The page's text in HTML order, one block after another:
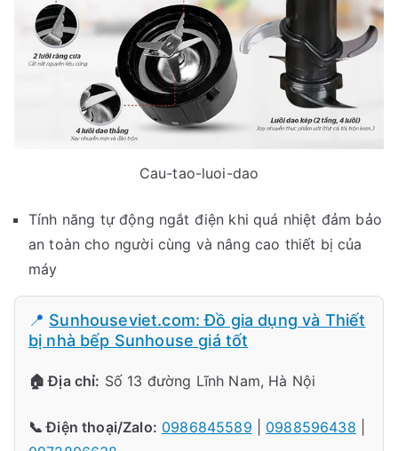
Cau-tao-luoi-dao
Tính năng tự động ngắt điện khi quá nhiệt đảm bảo
an toàn cho người cùng và nâng cao thiết bị của
máy
📍 Sunhouseviet.com: Đồ gia dụng và Thiết
bị nhà bếp Sunhouse giá tốt
🏠 Địa chỉ: Số 13 đường Lĩnh Nam, Hà Nội
📞 Điện thoại/Zalo: 0986845589 0988596438